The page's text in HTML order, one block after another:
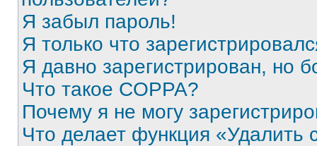
Я забыл пароль!
Я только что
Я давно зарегистрирован, но
Что такое COPPA?
Почему я не могу
Что делает функция «Удалить